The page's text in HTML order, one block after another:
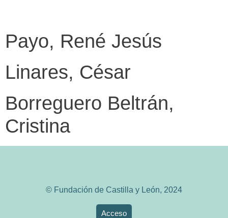
Payo, René Jesús
Linares, César
Borreguero Beltrán,
Cristina
© Fundación de Castilla y León, 2024
Acceso